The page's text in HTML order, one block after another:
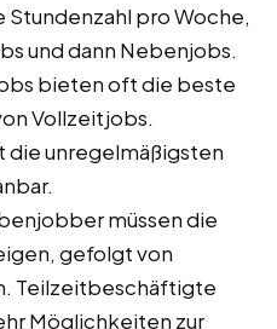
pro Woche,
und dann Nebenjobs.
bieten oft die beste
Vollzeitjobs.
die unregelmäßigsten
müssen die
gefolgt von
Teilzeitbeschäftigte
Möglichkeiten zur